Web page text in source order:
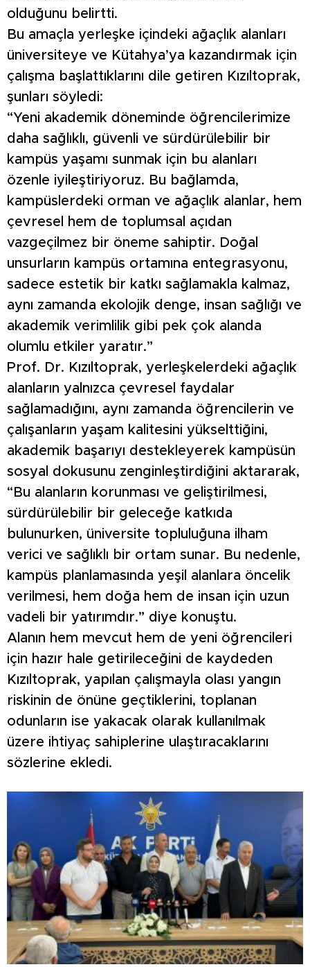
olduğunu belirtti.
Bu amaçla yerleşke içindeki ağaçlık alanları
üniversiteye ve Kütahya’ya kazandırmak için
çalışma başlattıklarını dile getiren Kızıltoprak,
şunları söyledi:
“Yeni akademik döneminde öğrencilerimize
daha sağlıklı, güvenli ve sürdürülebilir bir
kampüs yaşamı sunmak için bu alanları
özenle iyileştiriyoruz. Bu bağlamda,
kampüslerdeki orman ve ağaçlık alanlar, hem
çevresel hem de toplumsal açıdan
vazgeçilmez bir öneme sahiptir. Doğal
unsurların kampüs ortamına entegrasyonu,
sadece estetik bir katkı sağlamakla kalmaz,
aynı zamanda ekolojik denge, insan sağlığı ve
akademik verimlilik gibi pek çok alanda
olumlu etkiler yaratır.”
Prof. Dr. Kızıltoprak, yerleşkelerdeki ağaçlık
alanların yalnızca çevresel faydalar
sağlamadığını, aynı zamanda öğrencilerin ve
çalışanların yaşam kalitesini yükselttiğini,
akademik başarıyı destekleyerek kampüsün
sosyal dokusunu zenginleştirdiğini aktararak,
“Bu alanların korunması ve geliştirilmesi,
sürdürülebilir bir geleceğe katkıda
bulunurken, üniversite topluluğuna ilham
verici ve sağlıklı bir ortam sunar. Bu nedenle,
kampüs planlamasında yeşil alanlara öncelik
verilmesi, hem doğa hem de insan için uzun
vadeli bir yatırımdır.” diye konuştu.
Alanın hem mevcut hem de yeni öğrencileri
için hazır hale getirileceğini de kaydeden
Kızıltoprak, yapılan çalışmayla olası yangın
riskinin de önüne geçtiklerini, toplanan
odunların ise yakacak olarak kullanılmak
üzere ihtiyaç sahiplerine ulaştıracaklarını
sözlerine ekledi.